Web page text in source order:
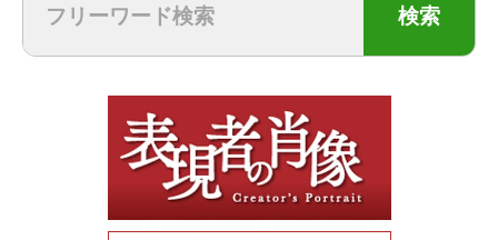
検索